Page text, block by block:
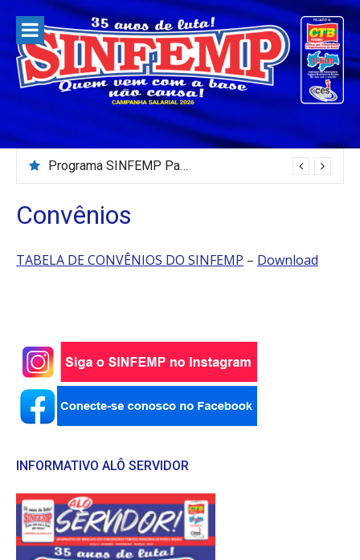
para
conteúdo
Programa SINFEMP Para Todos – 02/08/2026
Convênios
TABELA DE CONVÊNIOS DO SINFEMP – Download
INFORMATIVO ALÔ SERVIDOR